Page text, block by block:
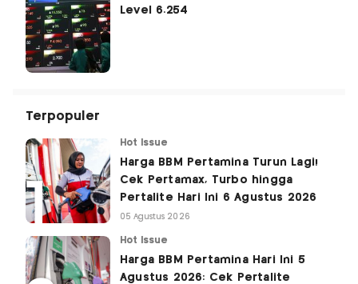
Level 6.254
Terpopuler
Hot Issue
Harga BBM Pertamina Turun Lagi!
Cek Pertamax, Turbo hingga
Pertalite Hari Ini 6 Agustus 2026
05 Agustus 2026
Hot Issue
Harga BBM Pertamina Hari Ini 5
Agustus 2026: Cek Pertalite